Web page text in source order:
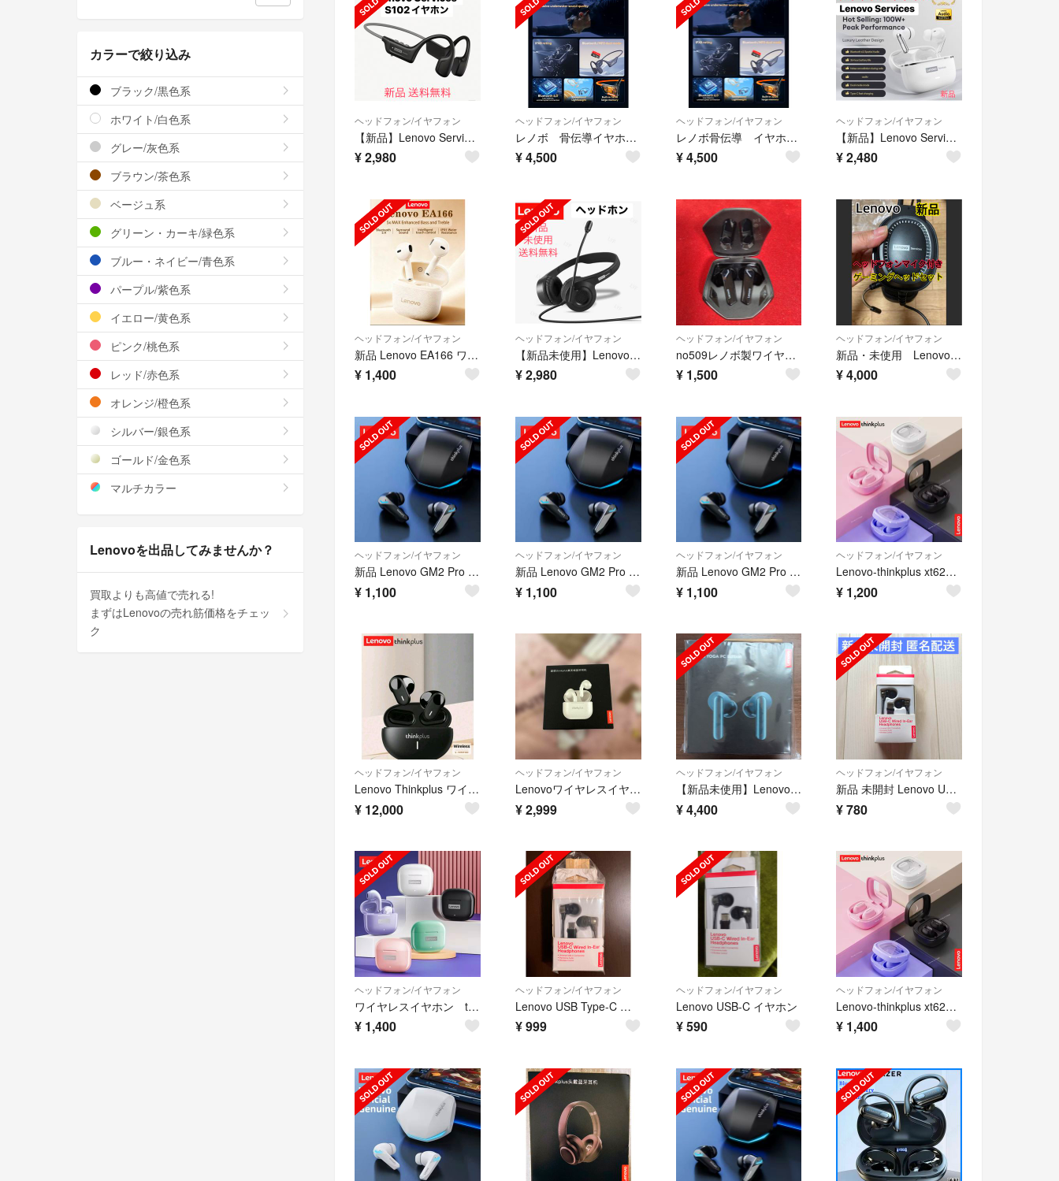
ヘッドフォン/イヤフォン
【新品】Lenovo Services S102ワイヤレスイヤホン ブラック
¥2,980
ヘッドフォン/イヤフォン
レノボ 骨伝導イヤホン S106
¥4,500
ヘッドフォン/イヤフォン
レノボ骨伝導 イヤホン S160
¥4,500
ヘッドフォン/イヤフォン
【新品】Lenovo Servis - LE208 ワイヤレスイヤホン ホワイト
¥2,480
ヘッドフォン/イヤフォン
新品 Lenovo EA166 ワイヤレスイヤホン 高音質・IPX5防水・低遅延
¥ 1,400
ヘッドフォン/イヤフォン
【新品未使用】Lenovo Services オーバーイヤーヘッドホン 黒
¥2,980
ヘッドフォン/イヤフォン
no509レノボ製ワイヤレスイヤホン
¥ 1,500
ヘッドフォン/イヤフォン
新品・未使用 Lenovo ゲーミングヘッドセット 3.5mm + USB
¥4,000
ヘッドフォン/イヤフォン
新品 Lenovo GM2 Pro ワイヤレスイヤホン 黒 ブラック
¥ 1,100
ヘッドフォン/イヤフォン
新品 Lenovo GM2 Pro ワイヤレスイヤホン 黒 ブラック
¥ 1,100
ヘッドフォン/イヤフォン
新品 Lenovo GM2 Pro ワイヤレスイヤホン 黒 ブラック
¥ 1,100
ヘッドフォン/イヤフォン
Lenovo-thinkplus xt62ワイヤレスイヤホン ブラック
¥ 1,200
ヘッドフォン/イヤフォン
Lenovo Thinkplus ワイヤレスイヤホン ブラック 未使用
¥ 12,000
ヘッドフォン/イヤフォン
Lenovoワイヤレスイヤホン（未使用）
¥2,999
ヘッドフォン/イヤフォン
【新品未使用】Lenovo TWS YOGA PC edition ワイヤレス
¥4,400
ヘッドフォン/イヤフォン
新品 未開封 Lenovo USB Type-C インイヤーヘッドフォン
¥780
ヘッドフォン/イヤフォン
ワイヤレスイヤホン thinkplus Livepods LP40pro 白色
¥ 1,400
ヘッドフォン/イヤフォン
Lenovo USB Type-C インイヤーヘッドフォン
¥999
ヘッドフォン/イヤフォン
Lenovo USB-C イヤホン
¥590
ヘッドフォン/イヤフォン
Lenovo-thinkplus xt62ワイヤレスイヤホン ブラック
¥ 1,400
カラーで絞り込み
ブラック/黒色系
ホワイト/白色系
グレー/灰色系
ブラウン/茶色系
ベージュ系
グリーン・カーキ/緑色系
ブルー・ネイビー/青色系
パープル/紫色系
イエロー/黄色系
ピンク/桃色系
レッド/赤色系
オレンジ/橙色系
シルバー/銀色系
ゴールド/金色系
マルチカラー
Lenovoを出品してみませんか？
買取よりも高値で売れる!
まずはLenovoの売れ筋価格をチェッ
ク